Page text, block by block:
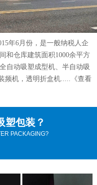
年6月份，是一般纳税人企
和仓库建筑面积1000余平方
自动吸塑成型机、半自动吸
频机，透明折盒机..... 《查看
塑包装？
PACKAGING?